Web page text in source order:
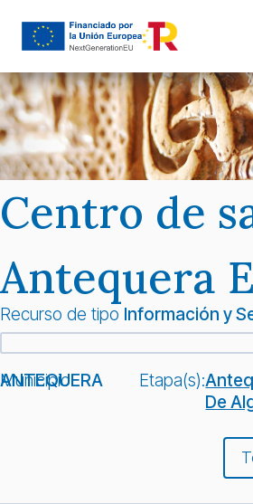
Centro de
Antequera
Recurso de tipo Información y
Municipio:
ANTEQUERA Etapa(s):
De